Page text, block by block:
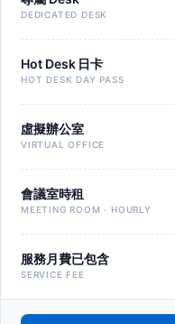
DEDICATED DESK
Hot Desk 日卡
HOT DESK DAY PASS
虛擬辦公室
VIRTUAL OFFICE
會議室時租
MEETING ROOM · HOURLY
服務月費已包含
SERVICE FEE